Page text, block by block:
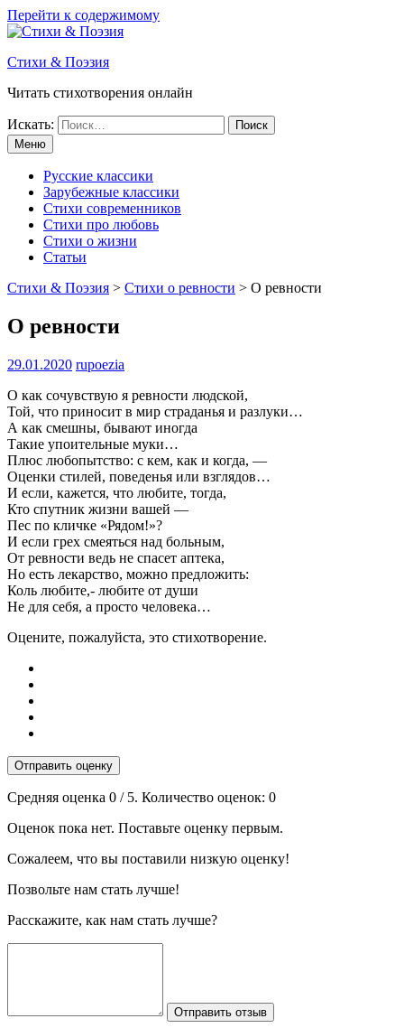
Перейти к содержимому
Стихи & Поэзия
Читать стихотворения онлайн
Искать:
Меню
Русские классики
Зарубежные классики
Стихи современников
Стихи про любовь
Стихи о жизни
Статьи
Стихи & Поэзия > Стихи о ревности > О ревности
О ревности
29.01.2020 rupoezia
О как сочувствую я ревности людской,
Той, что приносит в мир страданья и разлуки…
А как смешны, бывают иногда
Такие упоительные муки…
Плюс любопытство: с кем, как и когда, —
Оценки стилей, поведенья или взглядов…
И если, кажется, что любите, тогда,
Кто спутник жизни вашей —
Пес по кличке «Рядом!»?
И если грех смеяться над больным,
От ревности ведь не спасет аптека,
Но есть лекарство, можно предложить:
Коль любите,- любите от души
Не для себя, а просто человека…
Оцените, пожалуйста, это стихотворение.
Отправить оценку
Средняя оценка 0 / 5. Количество оценок: 0
Оценок пока нет. Поставьте оценку первым.
Сожалеем, что вы поставили низкую оценку!
Позвольте нам стать лучше!
Расскажите, как нам стать лучше?
Отправить отзыв